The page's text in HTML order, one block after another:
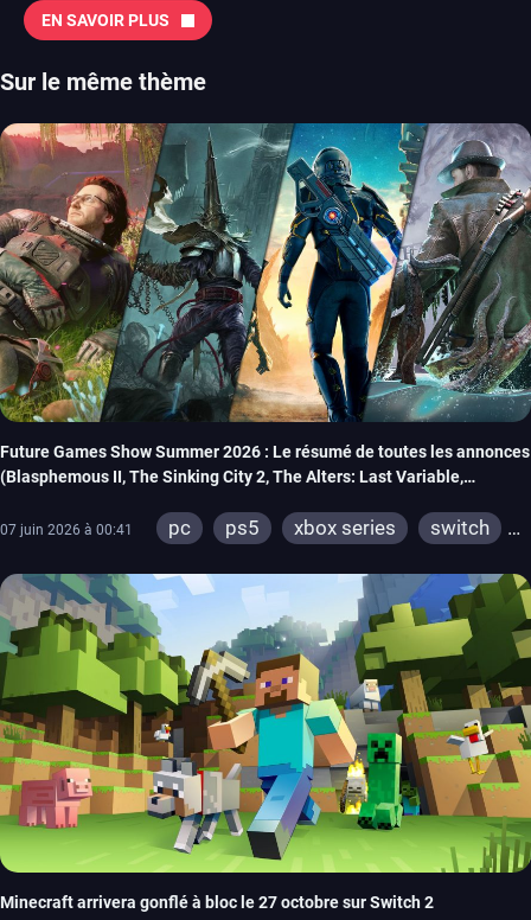
EN SAVOIR PLUS
Sur le même thème
Future Games Show Summer 2026 : Le résumé de toutes les annonces
(Blasphemous II, The Sinking City 2, The Alters: Last Variable,
07 juin 2026 à 00:41 pc ps5 xbox series
switch
meta quest
playstation vr 2
switch 2
Minecraft arrivera gonflé à bloc le 27 octobre sur Switch 2